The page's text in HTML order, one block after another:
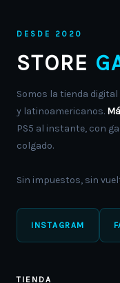
DESDE 2020
STORE
Somos la tienda
y latinoamericanos.
PS5 al instante, con
colgado.
Sin impuestos, sin
INSTAGRAM
TIENDA